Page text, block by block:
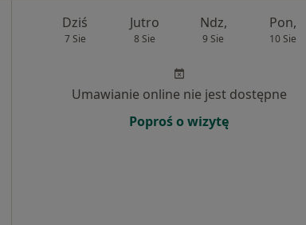
Dziś
7 Sie
Jutro
8 Sie
Ndz,
9 Sie
Pon,
10 Sie
Umawianie online nie jest dostępne
Poproś o wizytę